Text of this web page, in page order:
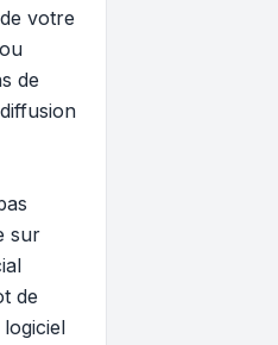
votre
de
sur
de